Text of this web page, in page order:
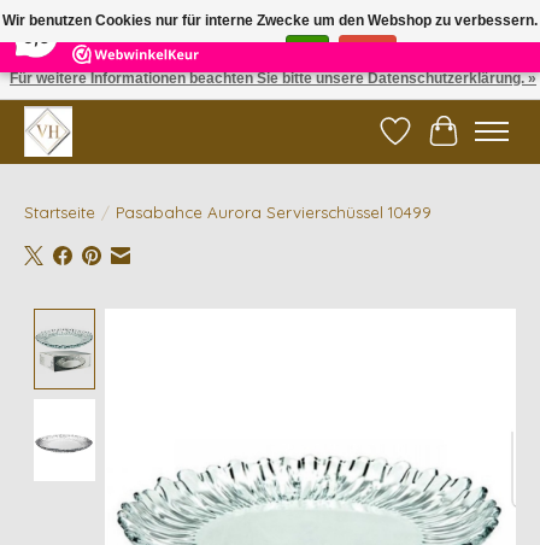
5 Reviews ×
✓ Gratis verzending vanaf €200 | ✓ 14 dagen retourneren
Wunschzettel
Ihr
Startseite / Pasabahce Aurora Servierschüssel 10499
Wir benutzen Cookies nur für interne Zwecke um den Webshop zu verbessern.
Ist das in Ordnung?
Für weitere Informationen beachten Sie bitte unsere Datenschutzerklärung. »